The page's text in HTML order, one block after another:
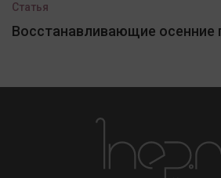
Статья
Восстанавливающие осенние